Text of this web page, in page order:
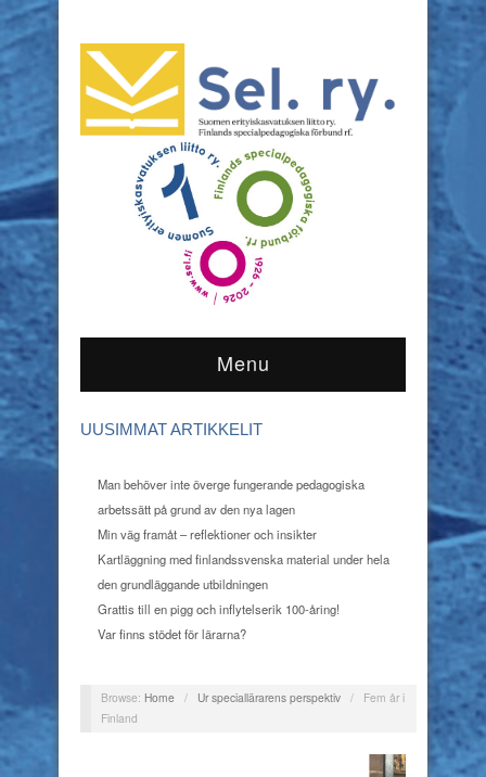
Menu
UUSIMMAT ARTIKKELIT
Man behöver inte överge fungerande pedagogiska
arbetssätt på grund av den nya lagen
Min väg framåt – reflektioner och insikter
Kartläggning med finlandssvenska material under hela
den grundläggande utbildningen
Grattis till en pigg och inflytelserik 100-åring!
Var finns stödet för lärarna?
Browse: Home / Ur speciallärarens perspektiv /
Fem år i
Finland